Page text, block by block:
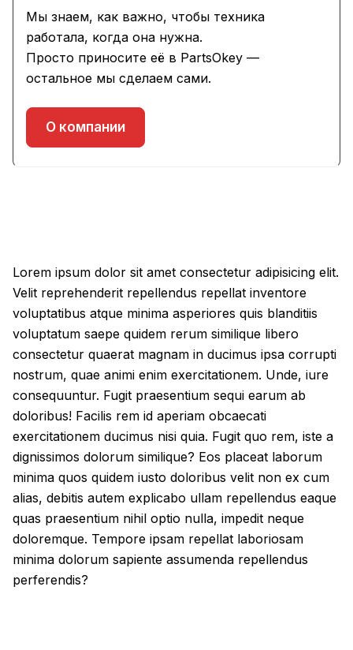
Мы знаем, как важно, чтобы техника
работала, когда она нужна.
Просто приносите её в PartsOkey —
остальное мы сделаем сами.
О компании
Lorem ipsum dolor sit amet consectetur adipisicing elit.
Velit reprehenderit repellendus repellat inventore
voluptatibus atque minima asperiores quis blanditiis
voluptatum saepe quidem rerum similique libero
consectetur quaerat magnam in ducimus ipsa corrupti
nostrum, quae animi enim exercitationem. Unde, iure
consequuntur. Fugit praesentium sequi earum ab
doloribus! Facilis rem id aperiam obcaecati
exercitationem ducimus nisi quia. Fugit quo rem, iste a
dignissimos dolorum similique? Eos placeat laborum
minima quos quidem iusto doloribus velit non ex cum
alias, debitis autem explicabo ullam repellendus eaque
quas praesentium nihil optio nulla, impedit neque
doloremque. Tempore ipsam repellat laboriosam
minima dolorum sapiente assumenda repellendus
perferendis?